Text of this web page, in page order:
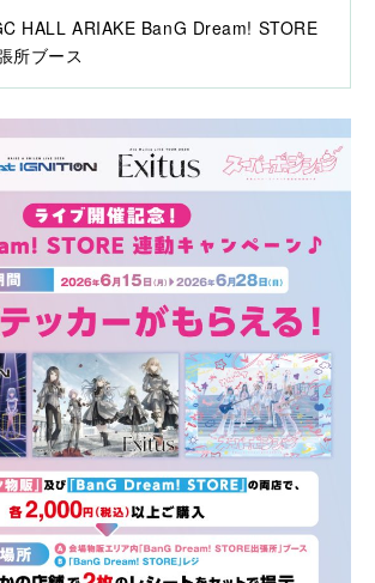
HALL ARIAKE BanG Dream! STORE
所ブース